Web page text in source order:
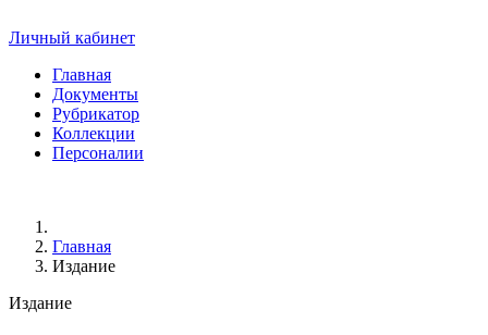
Личный кабинет
Главная
Документы
Рубрикатор
Коллекции
Персоналии
Главная
Издание
Издание